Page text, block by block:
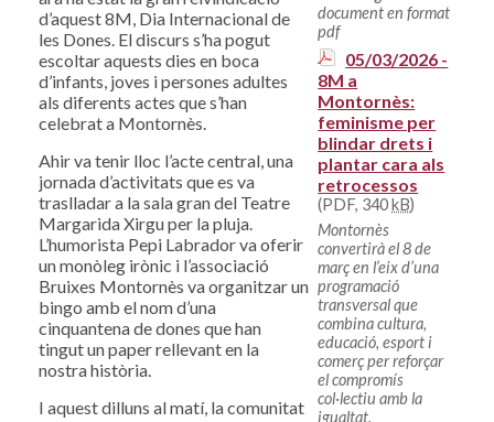
d’aquest 8M, Dia Internacional de
les Dones. El discurs s’ha pogut
escoltar aquests dies en boca
d’infants, joves i persones adultes
als diferents actes que s’han
celebrat a Montornès.
Ahir va tenir lloc l’acte central, una
jornada d’activitats que es va
traslladar a la sala gran del Teatre
Margarida Xirgu per la pluja.
L’humorista Pepi Labrador va oferir
un monòleg irònic i l’associació
Bruixes Montornès va organitzar un
bingo amb el nom d’una
cinquantena de dones que han
tingut un paper rellevant en la
nostra història.
I aquest dilluns al matí, la comunitat
document en format
pdf
05/03/2026 -
8M a
Montornès:
feminisme per
blindar drets i
plantar cara als
retrocessos
(PDF, 340kB)
Montornès
convertirà el 8 de
març en l’eix d’una
programació
transversal que
combina cultura,
educació, esport i
comerç per reforçar
el compromís
col·lectiu amb la
igualtat.